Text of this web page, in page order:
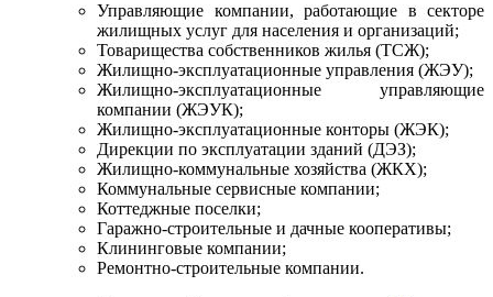
Управляющие компании, работающие в секторе
жилищных услуг для населения и организаций;
Товарищества собственников жилья (ТСЖ);
Жилищно-эксплуатационные управления (ЖЭУ);
Жилищно-эксплуатационные управляющие
компании (ЖЭУК);
Жилищно-эксплуатационные конторы (ЖЭК);
Дирекции по эксплуатации зданий (ДЭЗ);
Жилищно-коммунальные хозяйства (ЖКХ);
Коммунальные сервисные компании;
Коттеджные поселки;
Гаражно-строительные и дачные кооперативы;
Клининговые компании;
Ремонтно-строительные компании.